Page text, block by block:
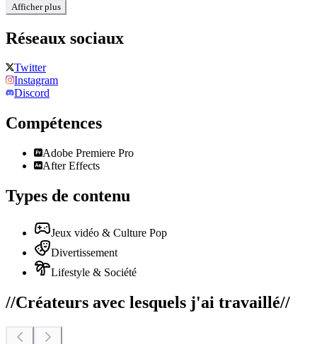
Afficher plus
Réseaux sociaux
Twitter
Instagram
Discord
Compétences
Adobe Premiere Pro
After Effects
Types de contenu
Jeux vidéo & Culture Pop
Divertissement
Lifestyle & Société
//Créateurs avec lesquels j'ai travaillé//